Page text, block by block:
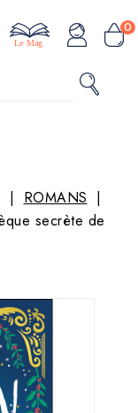
0
Le Mag
ROMANS
secrète de